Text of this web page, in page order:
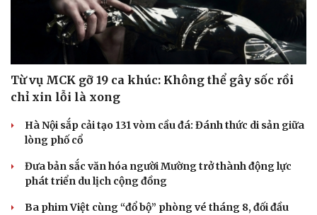
Từ vụ MCK gỡ 19 ca khúc: Không thể gây sốc rồi
chỉ xin lỗi là xong
Hà Nội sắp cải tạo 131 vòm cầu đá: Đánh thức di sản giữa
lòng phố cổ
Đưa bản sắc văn hóa người Mường trở thành động lực
phát triển du lịch cộng đồng
Ba phim Việt cùng “đổ bộ” phòng vé tháng 8, đối đầu